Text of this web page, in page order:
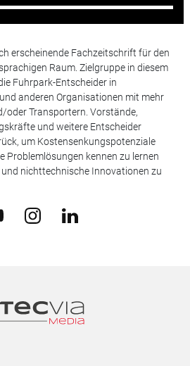
erscheinende Fachzeitschrift für den
Raum. Zielgruppe in diesem
Fuhrpark-Entscheider in
anderen Organisationen mit mehr
oder Transportern. Vorstände,
und weitere Entscheider
um Kostensenkungspotenziale
Problemlösungen kennen zu lernen
nichttechnische Innovationen zu